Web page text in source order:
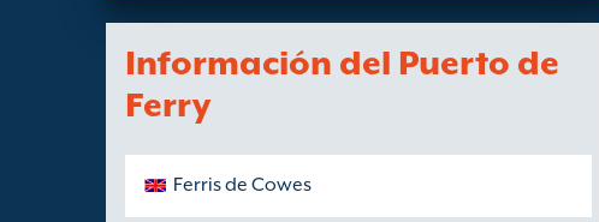
Información del Puerto de
Ferry
Ferris de Cowes